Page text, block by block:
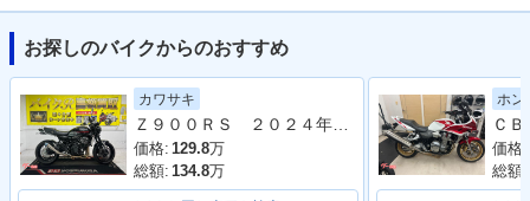
2023年 CB1300 SU
PER FOUR・カラー
チェンジ
2023年 CB1300 SU
PER FOUR SP 30t
h Anniversary・特
別・限定仕様
2023年 CB1300 SU
PER FOUR SP・カ
ラーチェンジ
お探しのバイクからのおすすめ
カワサキ
Ｚ９００ＲＳ ２０２４年モデル 社外フルエキマフラー フェンダーレス ラジエーターカバー タンデムバー シート カスタム多数
価格: 129.8万
総額: 134.8万
ホン
価格:
総額: